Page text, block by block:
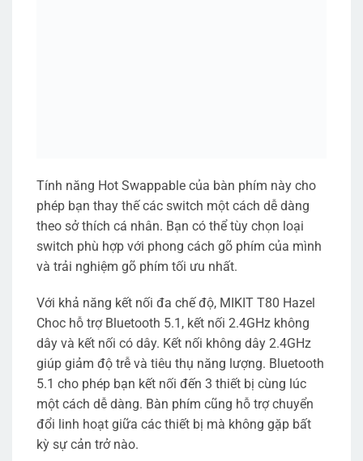
Tính năng Hot Swappable của bàn phím này cho
phép bạn thay thế các switch một cách dễ dàng
theo sở thích cá nhân. Bạn có thể tùy chọn loại
switch phù hợp với phong cách gõ phím của mình
và trải nghiệm gõ phím tối ưu nhất.
Với khả năng kết nối đa chế độ, MIKIT T80 Hazel
Choc hỗ trợ Bluetooth 5.1, kết nối 2.4GHz không
dây và kết nối có dây. Kết nối không dây 2.4GHz
giúp giảm độ trễ và tiêu thụ năng lượng. Bluetooth
5.1 cho phép bạn kết nối đến 3 thiết bị cùng lúc
một cách dễ dàng. Bàn phím cũng hỗ trợ chuyển
đổi linh hoạt giữa các thiết bị mà không gặp bất
kỳ sự cản trở nào.